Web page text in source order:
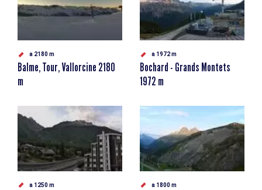
a 2180 m
Balme, Tour, Vallorcine 2180
m
a 1972 m
Bochard - Grands Montets
1972 m
a 1250 m a 1800 m